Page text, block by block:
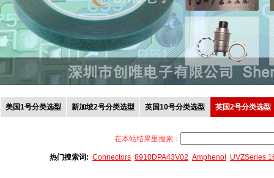
美国1号分类选型 新加坡2号分类选型 英国10号分类选型 英国2号分类选型
在本站结果里搜索：
热门搜索词: Connectors 8910DPA43V02 Amphenol UVZSeries